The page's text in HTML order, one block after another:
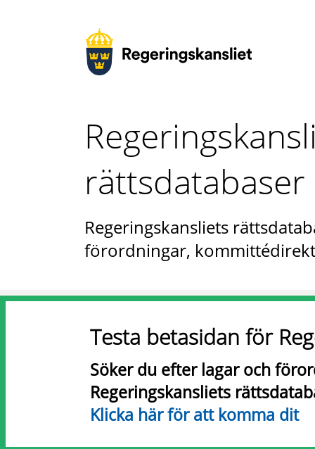
rättsdatabaser
Regeringskansliets
förordningar,
Testa betasidan för
Söker du efter lagar och
Regeringskansliets
Klicka här för att komma dit